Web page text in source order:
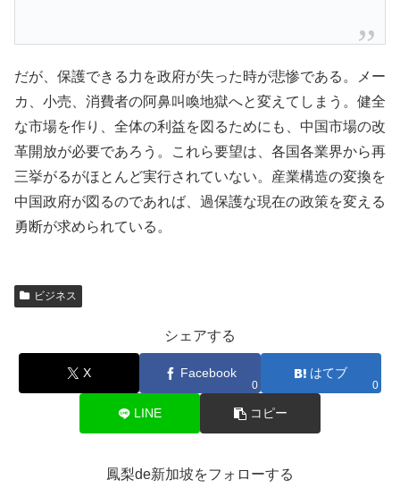
だが、保護できる力を政府が失った時が悲惨である。メー
カ、小売、消費者の阿鼻叫喚地獄へと変えてしまう。健全
な市場を作り、全体の利益を図るためにも、中国市場の改
革開放が必要であろう。これら要望は、各国各業界から再
三挙がるがほとんど実行されていない。産業構造の変換を
中国政府が図るのであれば、過保護な現在の政策を変える
勇断が求められている。
ビジネス
シェアする
X Facebook
0
はてブ
0
LINE コピー
鳳梨de新加坡をフォローする